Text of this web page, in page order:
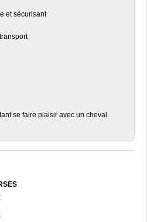
et sécurisant
se faire plaisir avec un cheval